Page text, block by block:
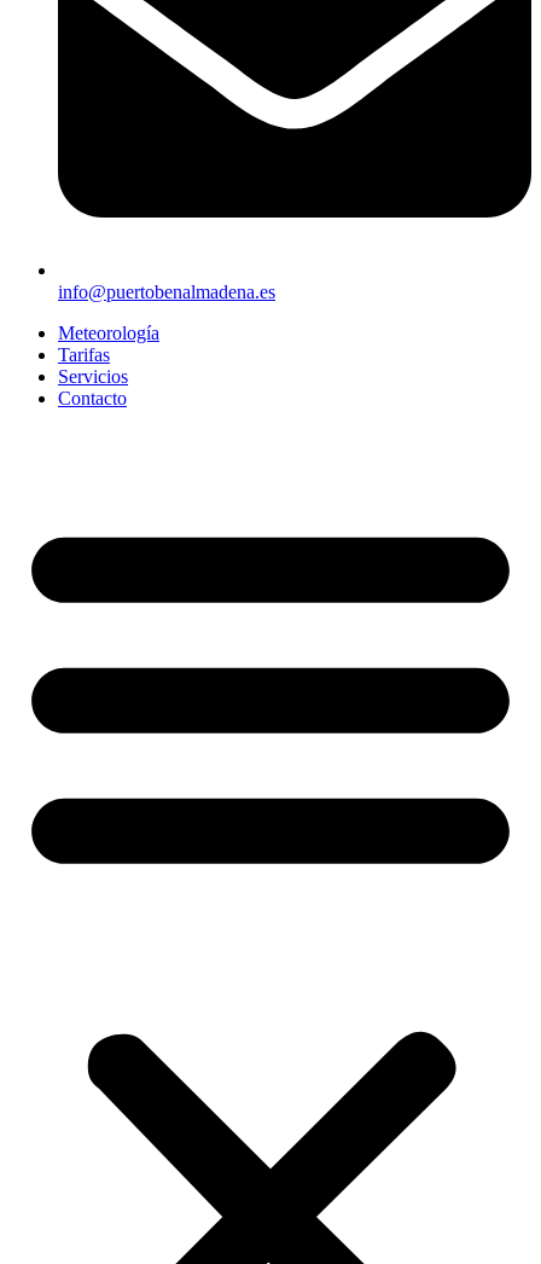
info@puertobenalmadena.es
Meteorología
Tarifas
Servicios
Contacto